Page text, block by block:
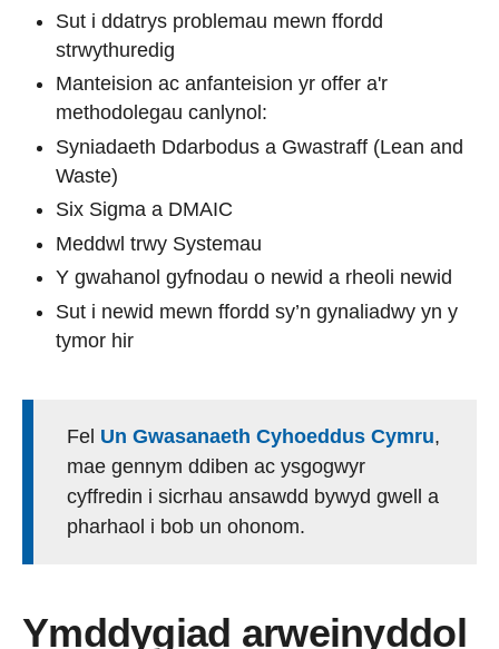
Sut i ddatrys problemau mewn ffordd
strwythuredig
Manteision ac anfanteision yr offer a'r
methodolegau canlynol:
Syniadaeth Ddarbodus a Gwastraff (Lean and
Waste)
Six Sigma a DMAIC
Meddwl trwy Systemau
Y gwahanol gyfnodau o newid a rheoli newid
Sut i newid mewn ffordd sy’n gynaliadwy yn y
tymor hir
Fel Un Gwasanaeth Cyhoeddus Cymru,
mae gennym ddiben ac ysgogwyr
cyffredin i sicrhau ansawdd bywyd gwell a
pharhaol i bob un ohonom.
Ymddygiad arweinyddol